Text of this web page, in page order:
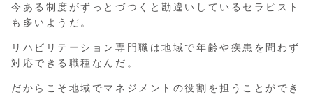
今ある制度がずっとづつくと勘違いしているセラピスト
も多いようだ。
リハビリテーション専門職は地域で年齢や疾患を問わず
対応できる職種なんだ。
だからこそ地域でマネジメントの役割を担うことができ